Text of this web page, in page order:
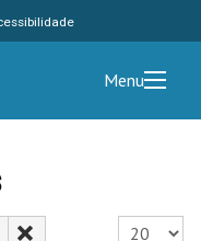
Menu
Exibir #